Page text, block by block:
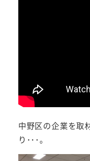
中野区の企業を取
り･･･。